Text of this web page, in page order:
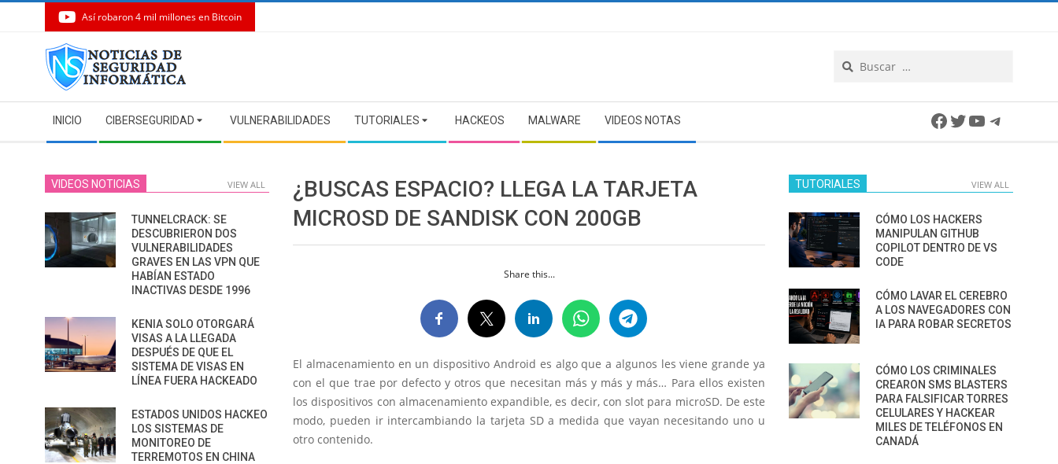
Así robaron 4 mil millones en Bitcoin
Navigation
Menu
INICIO CIBERSEGURIDAD VULNERABILIDADES TUTORIALES HACKEOS MALWARE VIDEOS NOTAS Facebook
Twitter
YouTube
¿BUSCAS ESPACIO? LLEGA LA TARJETA
MICROSD DE SANDISK CON 200GB
Share this...
El almacenamiento en un dispositivo Android es algo que a algunos les viene grande ya
con el que trae por defecto y otros que necesitan más y más y más… Para ellos existen
los dispositivos con almacenamiento expandible, es decir, con slot para microSD. De este
modo, pueden ir intercambiando la tarjeta SD a medida que vayan necesitando uno u
otro contenido.
VIDEOS NOTICIAS VIEW ALL
TUNNELCRACK: SE
DESCUBRIERON DOS
VULNERABILIDADES
GRAVES EN LAS VPN QUE
HABÍAN ESTADO
INACTIVAS DESDE 1996
KENIA SOLO OTORGARÁ
VISAS A LA LLEGADA
DESPUÉS DE QUE EL
SISTEMA DE VISAS EN
LÍNEA FUERA HACKEADO
ESTADOS UNIDOS HACKEO
LOS SISTEMAS DE
MONITOREO DE
TERREMOTOS EN CHINA
TUTORIALES VIEW ALL
CÓMO LOS HACKERS
MANIPULAN GITHUB
COPILOT DENTRO DE VS
CODE
CÓMO LAVAR EL CEREBRO
A LOS NAVEGADORES CON
IA PARA ROBAR SECRETOS
CÓMO LOS CRIMINALES
CREARON SMS BLASTERS
PARA FALSIFICAR TORRES
CELULARES Y HACKEAR
MILES DE TELÉFONOS EN
CANADÁ